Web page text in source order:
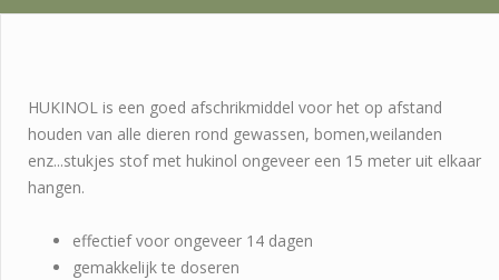
HUKINOL is een goed afschrikmiddel voor het op afstand
houden van alle dieren rond gewassen, bomen,weilanden
enz...stukjes stof met hukinol ongeveer een 15 meter uit elkaar
hangen.
effectief voor ongeveer 14 dagen
gemakkelijk te doseren